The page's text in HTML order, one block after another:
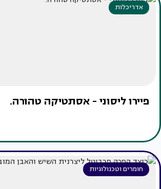
אדריכלות
פיירו ליסוני - אסתטיקה טהורה.
חומרים וטכנולוגיות